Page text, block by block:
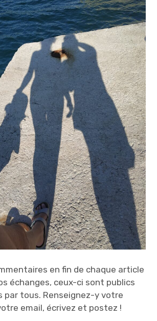
en fin de chaque article
échanges, ceux-ci sont publics
par tous. Renseignez-y votre
email, écrivez et postez !